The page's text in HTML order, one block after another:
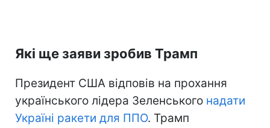
Які ще заяви зробив Трамп
Президент США відповів на прохання
українського лідера Зеленського надати
Україні ракети для ППО. Трамп